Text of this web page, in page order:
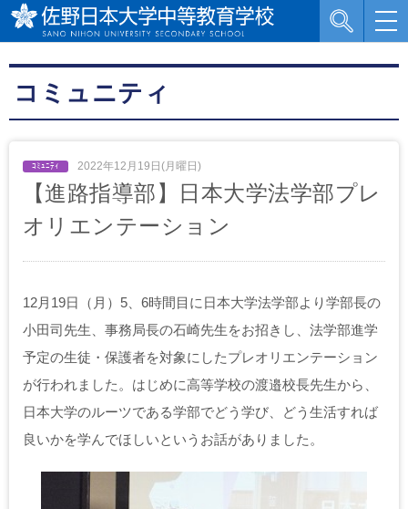
コミュニティ
2022年12月19日(月曜日)
【進路指導部】日本大学法学部プレ
オリエンテーション
12月19日（月）5、6時間目に日本大学法学部より学部長の
小田司先生、事務局長の石崎先生をお招きし、法学部進学
予定の生徒・保護者を対象にしたプレオリエンテーション
が行われました。はじめに高等学校の渡邉校長先生から、
日本大学のルーツである学部でどう学び、どう生活すれば
良いかを学んでほしいというお話がありました。